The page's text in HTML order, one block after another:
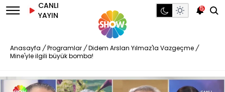
CANLI
YAYIN
5
Anasayfa / Programlar / Didem Arslan Yılmaz'la Vazgeçme /
Mine'yle ilgili büyük bomba!